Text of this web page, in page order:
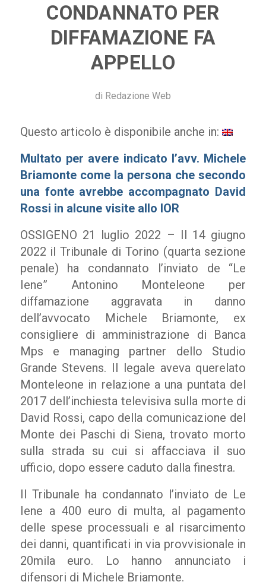
CONDANNATO PER
DIFFAMAZIONE FA
APPELLO
di Redazione Web
Questo articolo è disponibile anche in:
Multato per avere indicato l’avv. Michele
Briamonte come la persona che secondo
una fonte avrebbe accompagnato David
Rossi in alcune visite allo IOR
OSSIGENO 21 luglio 2022 – Il 14 giugno
2022 il Tribunale di Torino (quarta sezione
penale) ha condannato l’inviato de “Le
Iene” Antonino Monteleone per
diffamazione aggravata in danno
dell’avvocato Michele Briamonte,
ex
consigliere di amministrazione di Banca
Mps e managing partner dello Studio
Grande Stevens. Il legale aveva querelato
Monteleone in relazione a una puntata del
2017 dell’inchiesta televisiva sulla morte di
David Rossi, capo della comunicazione del
Monte dei Paschi di Siena, trovato morto
sulla strada su cui si affacciava il suo
ufficio, dopo essere caduto dalla finestra.
Il Tribunale ha condannato l’inviato de Le
Iene a 400 euro di multa, al pagamento
delle spese processuali e al risarcimento
dei danni, quantificati in via provvisionale in
20mila euro. Lo hanno annunciato i
difensori di Michele Briamonte.